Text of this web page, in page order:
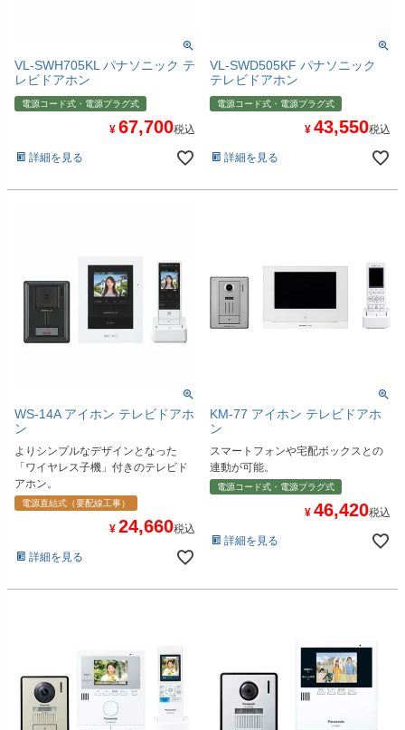
VL-SWH705KL パナソニック テ
レビドアホン
電源コード式・電源プラグ式
¥ 67,700税込
詳細を見る
VL-SWD505KF パナソニック
テレビドアホン
電源コード式・電源プラグ式
¥ 43,550税込
詳細を見る
WS-14A アイホン テレビドアホ
ン
よりシンプルなデザインとなった
「ワイヤレス子機」付きのテレビド
アホン。
電源直結式（要配線工事）
¥ 24,660税込
詳細を見る
KM-77 アイホン テレビドアホ
ン
スマートフォンや宅配ボックスとの
連動が可能。
電源コード式・電源プラグ式
¥ 46,420税込
詳細を見る